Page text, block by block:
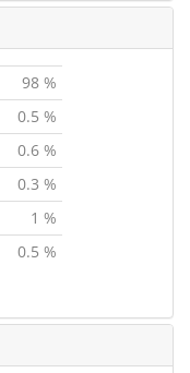
98 %
0.5 %
0.6 %
0.3 %
1 %
0.5 %